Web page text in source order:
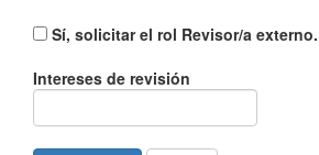
Sí, solicitar el rol Revisor/a externo.
Intereses de revisión